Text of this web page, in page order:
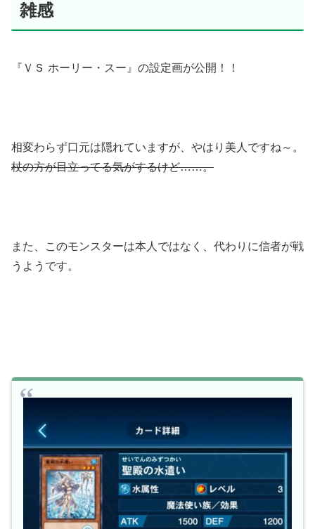
雑感
『ＶＳ ホーリー・スー』の設定画が公開！！
相変わらず口元は隠れていますが、やはり美人ですね～。
杖の方が目立ってる気がするけど……。
また、このモンスターは本人ではなく、代わりに信者が戦
うようです。